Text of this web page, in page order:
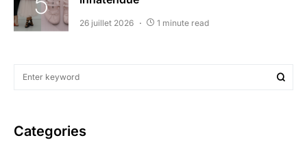
26 juillet 2026 1 minute read
Categories